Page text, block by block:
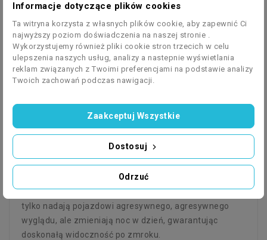
z którym poradzi sobie każdy młody kierowca, bez
konieczności siłowania się z szarpakiem.
Maksymalna prędkość do 40 km/h:Idealnie
wyważona dynamika, która gwarantuje potężny
zastrzyk adrenaliny przy zachowaniu pełnej kontroli
nad pojazdem.
🔋 Układ Paliwowy i Oświetlenie LED
Zasilanie czystą benzyną (4-takt):Brak konieczności
przygotowywania mieszanek paliwowych – czysta,
ekonomiczna eksploatacja i wysoka kultura pracy
silnika.
Potężny system oświetlenia 4x LED Light:
dachowe reflektory LED o ekstremalnej jasności nie
tylko nadają pojazdowi agresywnego, agresywnego
wyglądu, ale zmieniają noc w dzień, gwarantując
doskonałą widoczność po zmroku.
Informacje dotyczące plików cookies
Ta witryna korzysta z własnych plików cookie, aby zapewnić Ci
najwyższy poziom doświadczenia na naszej stronie .
Wykorzystujemy również pliki cookie stron trzecich w celu
ulepszenia naszych usług, analizy a nastepnie wyświetlania
reklam związanych z Twoimi preferencjami na podstawie analizy
Twoich zachowań podczas nawigacji.
Odrzuć
Dostosuj
Zaakceptuj Wszystkie